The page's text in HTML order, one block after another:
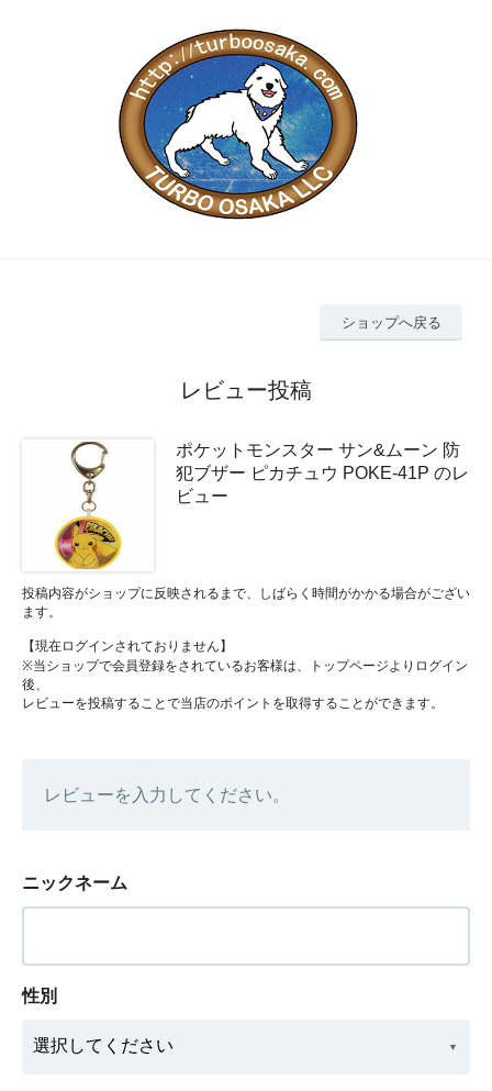
ショップへ戻る
レビュー投稿
ポケットモンスター サン&ムーン 防
犯ブザー ピカチュウ POKE-41P のレ
ビュー
投稿内容がショップに反映されるまで、しばらく時間がかかる場合がござい
ます。
【現在ログインされておりません】
※当ショップで会員登録をされているお客様は、トップページよりログイン
後、
レビューを投稿することで当店のポイントを取得することができます。
レビューを入力してください。
ニックネーム
性別